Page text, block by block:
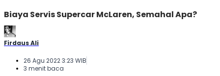
Biaya Servis Supercar McLaren, Semahal Apa?
Firdaus Ali
26 Agu 2022 3:23 WIB
3 menit baca